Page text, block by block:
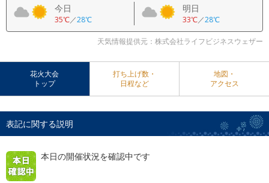
今日
35℃／28℃
明日
33℃／28℃
天気情報提供元：株式会社ライフビジネスウェザー
花火大会
トップ
打ち上げ数・
日程など
地図・
アクセス
表記に関する説明
本日の開催状況を確認中です